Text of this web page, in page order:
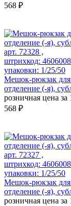
568 ₽
арт. 72328 ,
штрихкод:
упаковки: 1/25/50
Мешок-рюкзак для
отделение (-я),
розничная цена за
568 ₽
арт. 72327 ,
штрихкод:
упаковки: 1/25/50
Мешок-рюкзак для
отделение (-я),
розничная цена за